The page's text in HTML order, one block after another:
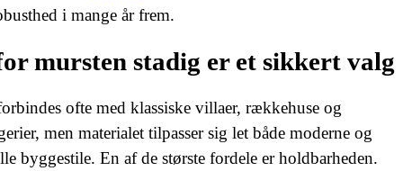
i mange år frem.
mursten stadig er et sikkert valg
ofte med klassiske villaer, rækkehuse og
men materialet tilpasser sig let både moderne og
byggestile. En af de største fordele er holdbarheden.